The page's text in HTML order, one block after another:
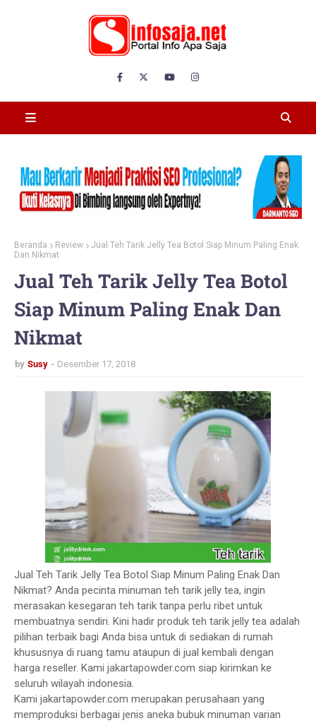
Beranda Review
Jual Teh Tarik Jelly Tea Botol Siap Minum Paling Enak
Dan Nikmat
Jual Teh Tarik Jelly Tea Botol
Siap Minum Paling Enak Dan
Nikmat
by Susy Desember 17, 2018
Jual Teh Tarik Jelly Tea Botol Siap Minum Paling Enak Dan
Nikmat? Anda pecinta minuman teh tarik jelly tea, ingin
merasakan kesegaran teh tarik tanpa perlu ribet untuk
membuatnya sendiri. Kini hadir produk teh tarik jelly tea adalah
pilihan terbaik bagi Anda bisa untuk di sediakan di rumah
khususnya di ruang tamu ataupun di jual kembali dengan
harga reseller. Kami jakartapowder.com siap kirimkan ke
seluruh wilayah indonesia.
Kami jakartapowder.com merupakan perusahaan yang
memproduksi berbagai jenis aneka bubuk minuman varian